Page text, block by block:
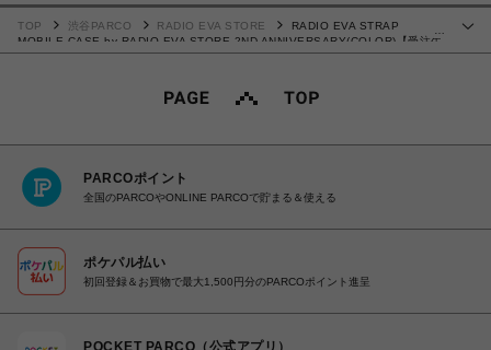
TOP 渋谷PARCO RADIO EVA STORE
RADIO EVA STRAP
MOBILE CASE by RADIO EVA STORE 2ND ANNIVERSARY(COLOR)【受注生
産商品（ご注文から40～60日でお届け予定）】
PARCOポイント
全国のPARCOやONLINE PARCOで貯まる＆使える
ポケパル払い
初回登録＆お買物で最大1,500円分のPARCOポイント進呈
POCKET PARCO（公式アプリ）